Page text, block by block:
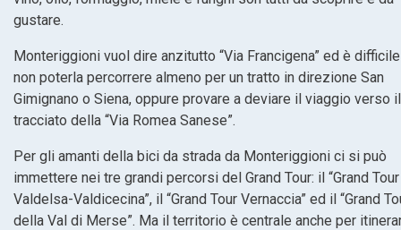
gustare.
Monteriggioni vuol dire anzitutto “Via Francigena” ed è difficile
non poterla percorrere almeno per un tratto in direzione San
Gimignano o Siena, oppure provare a deviare il viaggio verso il
tracciato della “Via Romea Sanese”.
Per gli amanti della bici da strada da Monteriggioni ci si può
immettere nei tre grandi percorsi del Grand Tour: il “Grand Tour
Valdelsa-Valdicecina”, il “Grand Tour Vernaccia” ed il “Grand
della Val di Merse”. Ma il territorio è centrale anche per